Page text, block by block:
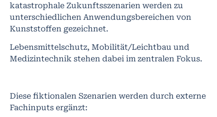
katastrophale Zukunftsszenarien werden zu
unterschiedlichen Anwendungsbereichen von
Kunststoffen gezeichnet.
Lebensmittelschutz, Mobilität/Leichtbau und
Medizintechnik stehen dabei im zentralen Fokus.
Diese fiktionalen Szenarien werden durch externe
Fachinputs ergänzt: